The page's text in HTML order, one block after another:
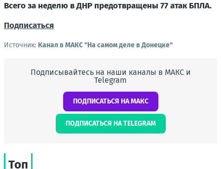
Всего за неделю в ДНР предотвращены 77 атак БПЛА.
Подписаться
Источник: Канал в МАКС "На самом деле в Донецке"
Подписывайтесь на наши каналы в МАКС и
Telegram
ПОДПИСАТЬСЯ НА МАКС
ПОДПИСАТЬСЯ НА TELEGRAM
Топ